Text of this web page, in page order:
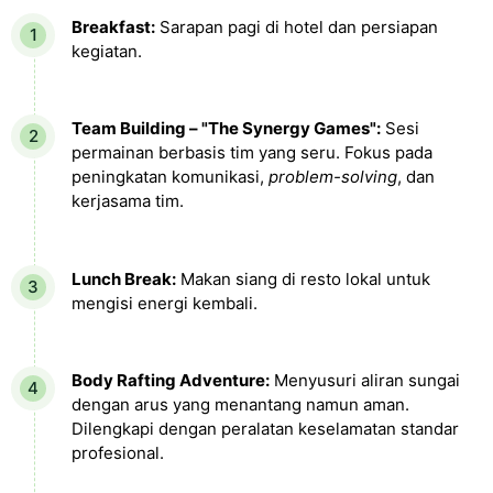
Breakfast: Sarapan pagi di hotel dan persiapan
kegiatan.
Team Building – "The Synergy Games": Sesi
permainan berbasis tim yang seru. Fokus pada
peningkatan komunikasi, problem-solving, dan
kerjasama tim.
Lunch Break: Makan siang di resto lokal untuk
mengisi energi kembali.
Body Rafting Adventure: Menyusuri aliran sungai
dengan arus yang menantang namun aman.
Dilengkapi dengan peralatan keselamatan standar
profesional.